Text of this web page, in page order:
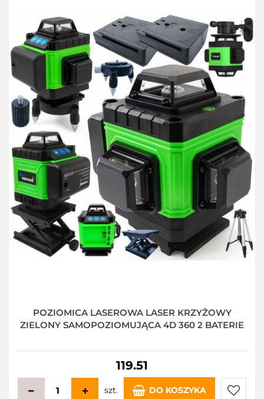
POZIOMICA LASEROWA LASER KRZYŻOWY
ZIELONY SAMOPOZIOMUJĄCA 4D 360 2 BATERIE
119.51
szt. DO KOSZYKA